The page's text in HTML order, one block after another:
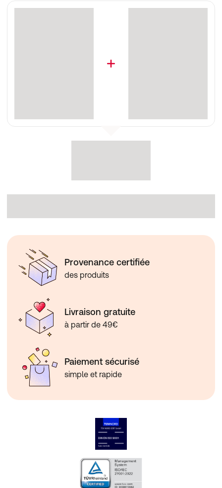
Provenance certifiée
des produits
Livraison gratuite
à partir de 49€
Paiement sécurisé
simple et rapide